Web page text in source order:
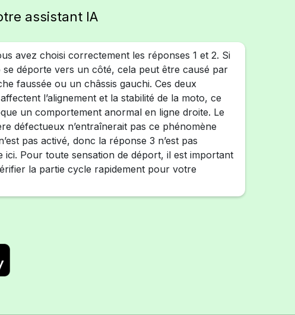
assistant IA
avez choisi correctement les réponses 1 et 2. Si
se déporte vers un côté, cela peut être causé par
faussée ou un châssis gauchi. Ces deux
l’alignement et la stabilité de la moto, ce
un comportement anormal en ligne droite. Le
défectueux n’entraînerait pas ce phénomène
pas activé, donc la réponse 3 n’est pas
ici. Pour toute sensation de déport, il est important
la partie cycle rapidement pour votre